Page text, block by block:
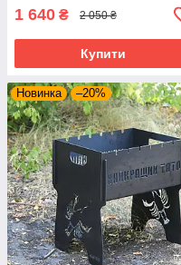
1 640 ₴ 2 050 ₴
Купити
Новинка –20%